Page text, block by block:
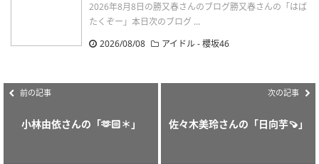
2026年8月8日の勝又春さんのブログ勝又春さんの「はば
たくぞー」本日次のブログ ...
2026/08/08
アイドル - 櫻坂46
前の記事
小林由依さんの「🫶🏻＊」
次の記事
佐々木美玲さんの「日向芋🍠」